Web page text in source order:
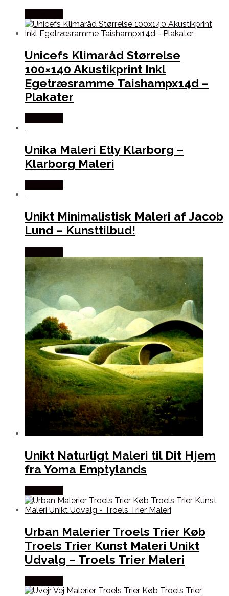
Unicefs Klimaråd Størrelse
100×140 Akustikprint Inkl
Egetræsramme Taishampx14d –
Plakater
Unika Maleri Etly Klarborg –
Klarborg Maleri
Unikt Minimalistisk Maleri af Jacob
Lund – Kunsttilbud!
Unikt Naturligt Maleri til Dit Hjem
fra Yoma Emptylands
Urban Malerier Troels Trier Køb
Troels Trier Kunst Maleri Unikt
Udvalg – Troels Trier Maleri